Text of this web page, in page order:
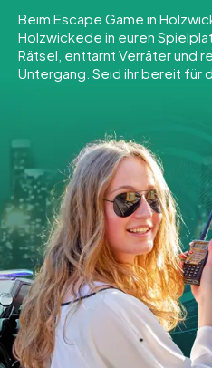
Touren
Teamevent
INT AT
ES
FR
IT
NL
Tickets
Beim Escape Game in
Holzwickede in euren
Rätsel, enttarnt Verräter und
Untergang. Seid ihr bereit für